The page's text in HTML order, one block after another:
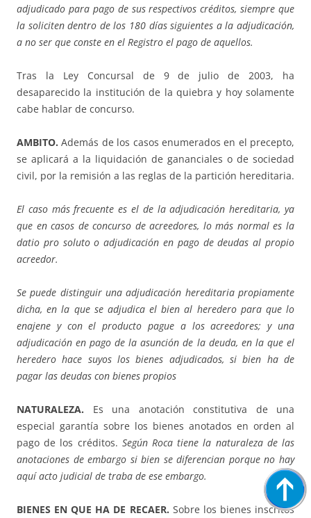
adjudicado para pago de sus respectivos créditos, siempre que
la soliciten dentro de los 180 días siguientes a la adjudicación,
a no ser que conste en el Registro el pago de aquellos.
Tras la Ley Concursal de 9 de julio de 2003, ha
desaparecido la institución de la quiebra y hoy solamente
cabe hablar de concurso.
AMBITO.Además de los casos enumerados en el precepto,
se aplicará a la liquidación de gananciales o de sociedad
civil, por la remisión a las reglas de la partición hereditaria.
El caso más frecuente es el de la adjudicación hereditaria, ya
que en casos de concurso de acreedores, lo más normal es la
datio pro soluto o adjudicación en pago de deudas al propio
acreedor.
Se puede distinguir una adjudicación hereditaria propiamente
dicha, en la que se adjudica el bien al heredero para que lo
enajene y con el producto pague a los acreedores; y una
adjudicación en pago de la asunción de la deuda, en la que el
heredero hace suyos los bienes adjudicados, si bien ha de
pagar las deudas con bienes propios
NATURALEZA. Es una anotación constitutiva de una
especial garantía sobre los bienes anotados en orden al
pago de los créditos. Según Roca tiene la naturaleza de las
anotaciones de embargo si bien se diferencian porque no hay
aquí acto judicial de traba de ese embargo.
BIENES EN QUE HA DE RECAER. Sobre los bienes inscritos